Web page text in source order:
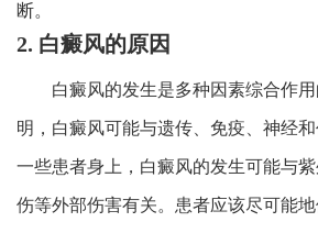
断。
2. 白癜风的原因
白癜风的发生是多种因素综合作
明，白癜风可能与遗传、免疫、神经
一些患者身上，白癜风的发生可能与
伤等外部伤害有关。患者应该尽可能